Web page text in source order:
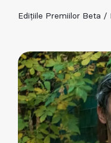
Edițiile Premiilor Beta /